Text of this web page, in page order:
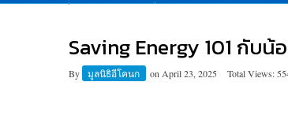
Saving Energy 101 กับ
By มูลนิธิอีโคนก on April 23, 2025 Total Views: